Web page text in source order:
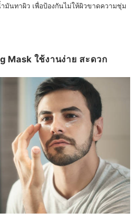
มันทาผิว เพื่อป้องกันไม่ให้ผิวขาดความชุ่ม
Mask ใช้งานง่าย สะดวก